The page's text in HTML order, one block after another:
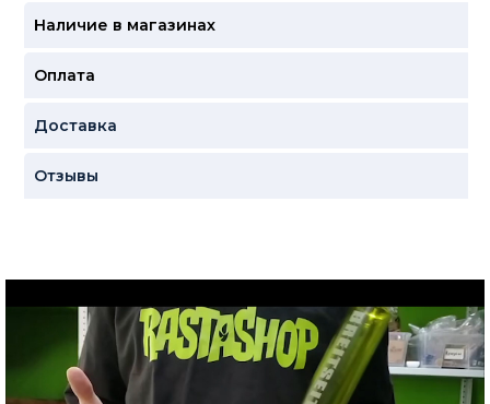
Наличие в магазинах
Оплата
Доставка
Отзывы